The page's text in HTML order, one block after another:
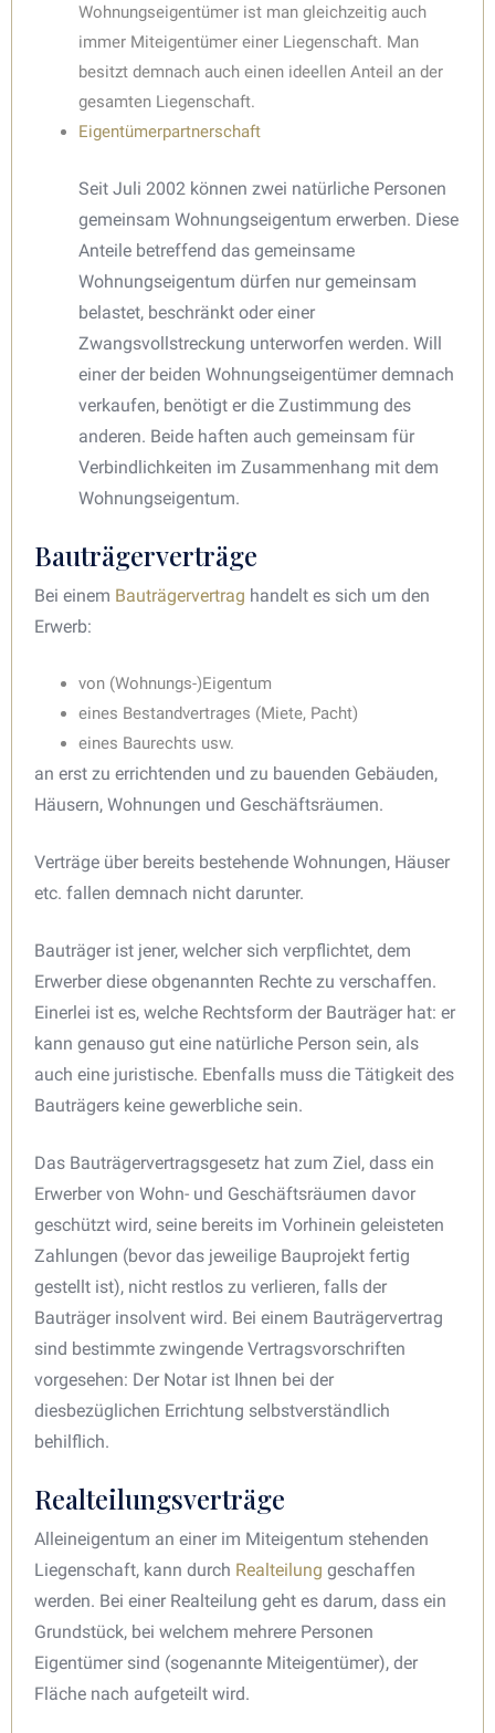
Wohnungseigentümer ist man gleichzeitig auch
immer Miteigentümer einer Liegenschaft. Man
besitzt demnach auch einen ideellen Anteil an der
gesamten Liegenschaft.
Eigentümerpartnerschaft
Seit Juli 2002 können zwei natürliche Personen
gemeinsam Wohnungseigentum erwerben. Diese
Anteile betreffend das gemeinsame
Wohnungseigentum dürfen nur gemeinsam
belastet, beschränkt oder einer
Zwangsvollstreckung unterworfen werden. Will
einer der beiden Wohnungseigentümer demnach
verkaufen, benötigt er die Zustimmung des
anderen. Beide haften auch gemeinsam für
Verbindlichkeiten im Zusammenhang mit dem
Wohnungseigentum.
Bauträgerverträge
Bei einem Bauträgervertrag handelt es sich um den
Erwerb:
von (Wohnungs-)Eigentum
eines Bestandvertrages (Miete, Pacht)
eines Baurechts usw.
an erst zu errichtenden und zu bauenden Gebäuden,
Häusern, Wohnungen und Geschäftsräumen.
Verträge über bereits bestehende Wohnungen, Häuser
etc. fallen demnach nicht darunter.
Bauträger ist jener, welcher sich verpflichtet, dem
Erwerber diese obgenannten Rechte zu verschaffen.
Einerlei ist es, welche Rechtsform der Bauträger hat: er
kann genauso gut eine natürliche Person sein, als
auch eine juristische. Ebenfalls muss die Tätigkeit des
Bauträgers keine gewerbliche sein.
Das Bauträgervertragsgesetz hat zum Ziel, dass ein
Erwerber von Wohn- und Geschäftsräumen davor
geschützt wird, seine bereits im Vorhinein geleisteten
Zahlungen (bevor das jeweilige Bauprojekt fertig
gestellt ist), nicht restlos zu verlieren, falls der
Bauträger insolvent wird. Bei einem Bauträgervertrag
sind bestimmte zwingende Vertragsvorschriften
vorgesehen: Der Notar ist Ihnen bei der
diesbezüglichen Errichtung selbstverständlich
behilflich.
Realteilungsverträge
Alleineigentum an einer im Miteigentum stehenden
Liegenschaft, kann durch Realteilung geschaffen
werden. Bei einer Realteilung geht es darum, dass ein
Grundstück, bei welchem mehrere Personen
Eigentümer sind (sogenannte Miteigentümer), der
Fläche nach aufgeteilt wird.